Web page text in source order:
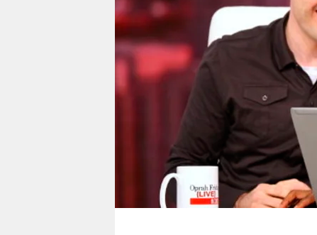
verlag
verlag
veranstaltungen
shop
unterstützen
genossenschaft